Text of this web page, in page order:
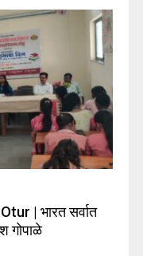
| भारत सर्वात
गोपाळे